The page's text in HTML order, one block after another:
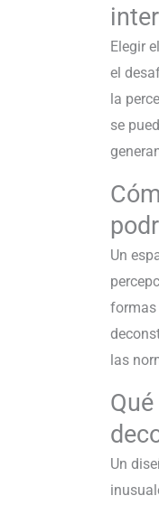
Elegir
el
la
se
Un
formas
las
Un